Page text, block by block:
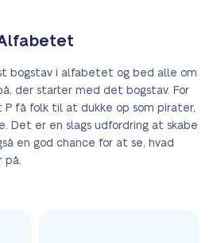
bogstav i alfabetet og bed alle om
der starter med det bogstav. For
P få folk til at dukke op som pirater,
Det er en slags udfordring at skabe
en god chance for at se, hvad
på.